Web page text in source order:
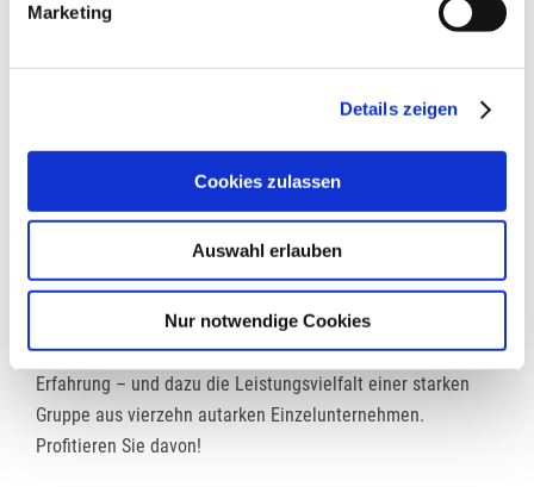
Marketing
Details zeigen
Cookies zulassen
Auswahl erlauben
Nur notwendige Cookies
Für jedes Projekt der richtige Partner
Bei LUDWIG FREYTAG bekommen Sie die ganze Kompetenz
eines renommierten Unternehmens mit über 135 Jahren
Erfahrung – und dazu die Leistungsvielfalt einer starken
Gruppe aus vierzehn autarken Einzelunternehmen.
Profitieren Sie davon!